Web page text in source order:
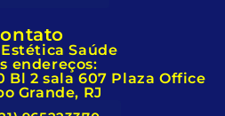
Saúde
endereços:
Bl 2 sala 607 Plaza Office
Grande, RJ